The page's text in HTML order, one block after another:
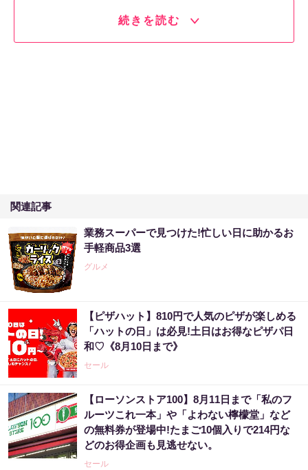
続きを読む
関連記事
業務スーパーで見つけた!忙しい日に助かるお
手軽商品3選
グルメ
【ピザハット】810円で人気のピザが楽しめる
「ハットの日」は必見!土日はお得なピザパ日
和♡《8月10日まで》
セール
【ローソンストア100】8月11日まで「私のフ
ルーツこれ一本」や「よわない檸檬堂」など
の無料券が登場中!たまご10個入りで214円な
どのお得企画も見逃せない。
セール